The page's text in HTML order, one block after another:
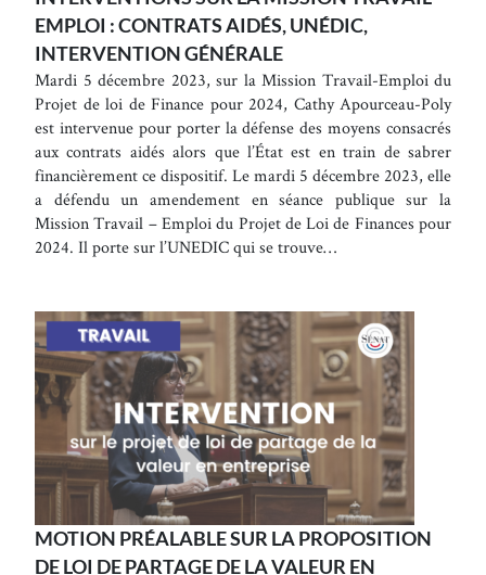
EMPLOI : CONTRATS AIDÉS, UNÉDIC,
INTERVENTION GÉNÉRALE
Mardi 5 décembre 2023, sur la Mission Travail-Emploi du
Projet de loi de Finance pour 2024, Cathy Apourceau-Poly
est intervenue pour porter la défense des moyens consacrés
aux contrats aidés alors que l’État est en train de sabrer
financièrement ce dispositif. Le mardi 5 décembre 2023, elle
a défendu un amendement en séance publique sur la
Mission Travail – Emploi du Projet de Loi de Finances pour
2024. Il porte sur l’UNEDIC qui se trouve…
MOTION PRÉALABLE SUR LA PROPOSITION
DE LOI DE PARTAGE DE LA VALEUR EN